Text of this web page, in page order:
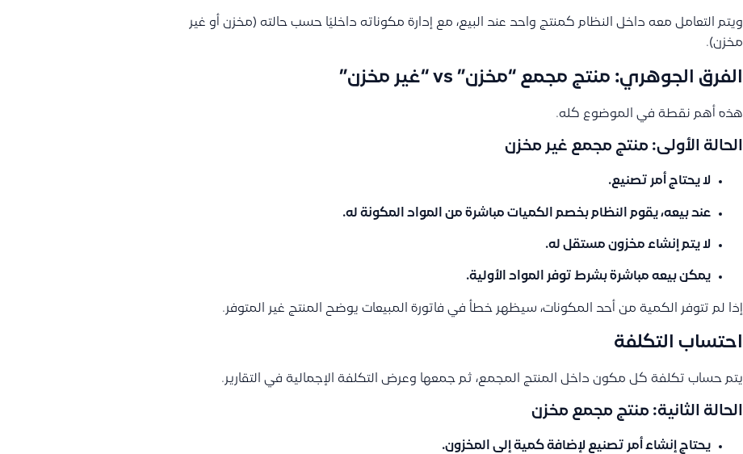
ويتم التعامل معه داخل النظام كمنتج واحد عند البيع، مع إدارة مكوناته داخليًا حسب حالته (مخزن أو غير
مخزن).
الفرق الجوهري: منتج مجمع “مخزن” vs “غير مخزن”
هذه أهم نقطة في الموضوع كله.
الحالة الأولى: منتج مجمع غير مخزن
لا يحتاج أمر تصنيع.
عند بيعه، يقوم النظام بخصم الكميات مباشرة من المواد المكونة له.
لا يتم إنشاء مخزون مستقل له.
يمكن بيعه مباشرة بشرط توفر المواد الأولية.
إذا لم تتوفر الكمية من أحد المكونات، سيظهر خطأ في فاتورة المبيعات يوضح المنتج غير المتوفر.
احتساب التكلفة
يتم حساب تكلفة كل مكون داخل المنتج المجمع، ثم جمعها وعرض التكلفة الإجمالية في التقارير.
الحالة الثانية: منتج مجمع مخزن
يحتاج إنشاء أمر تصنيع لإضافة كمية إلى المخزون.